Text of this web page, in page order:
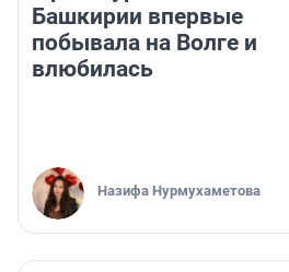
Башкирии впервые
побывала на Волге и
влюбилась
Назифа Нурмухаметова